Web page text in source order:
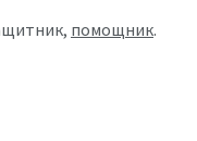
помощник.